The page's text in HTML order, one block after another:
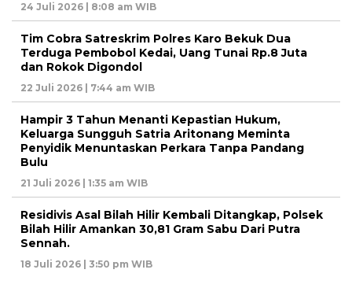
24 Juli 2026 | 8:08 am WIB
Tim Cobra Satreskrim Polres Karo Bekuk Dua
Terduga Pembobol Kedai, Uang Tunai Rp.8 Juta
dan Rokok Digondol
22 Juli 2026 | 7:44 am WIB
Hampir 3 Tahun Menanti Kepastian Hukum,
Keluarga Sungguh Satria Aritonang Meminta
Penyidik Menuntaskan Perkara Tanpa Pandang
Bulu
21 Juli 2026 | 1:35 am WIB
Residivis Asal Bilah Hilir Kembali Ditangkap, Polsek
Bilah Hilir Amankan 30,81 Gram Sabu Dari Putra
Sennah.
18 Juli 2026 | 3:50 pm WIB